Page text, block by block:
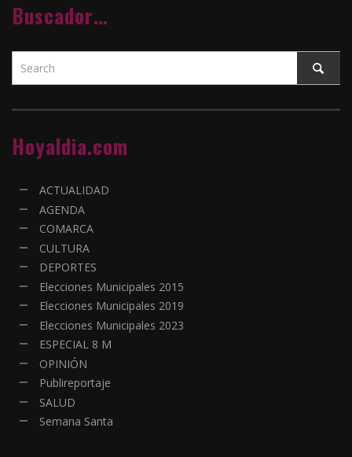
Buscador…
Hoyaldia.com
ACTUALIDAD
AGENDA
COMARCA
CULTURA
DEPORTES
Elecciones Municipales 2015
Elecciones Municipales 2019
Elecciones Municipales 2023
ESPECIAL 8 M
OPINIÓN
Publireportaje
SALUD
Semana Santa